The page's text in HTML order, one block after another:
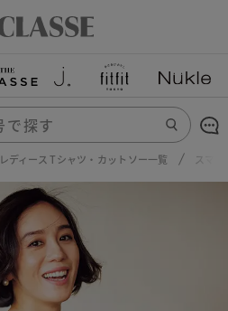
レディース Tシャツ・カットソー一覧 スマ